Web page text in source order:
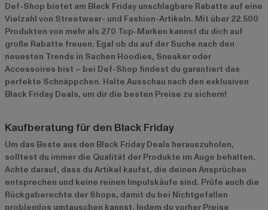
Def-Shop bietet am Black Friday unschlagbare Rabatte auf eine
Vielzahl von Streetwear- und Fashion-Artikeln. Mit über 22.500
Produkten von mehr als 270 Top-Marken kannst du dich auf
große Rabatte freuen. Egal ob du auf der Suche nach den
neuesten Trends in Sachen Hoodies, Sneaker oder
Accessoires bist – bei Def-Shop findest du garantiert das
perfekte Schnäppchen. Halte Ausschau nach den exklusiven
Black Friday Deals, um dir die besten Preise zu sichern!
Kaufberatung für den Black Friday
Um das Beste aus den Black Friday Deals herauszuholen,
solltest du immer die Qualität der Produkte im Auge behalten.
Achte darauf, dass du Artikel kaufst, die deinen Ansprüchen
entsprechen und keine reinen Impulskäufe sind. Prüfe auch die
Rückgaberechte der Shops, damit du bei Nichtgefallen
problemlos umtauschen kannst. Indem du vorher Preise